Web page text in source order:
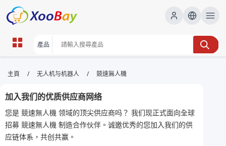
競速無人機 | XOOBAY B2B/B2C
Marketplace
競速無人機,無人機競速,飛行技巧, wholesale 競速無人
機, XOOBAY
探索競速無人機的核心性能與飛控技巧，提供升級建議、選購要點及安全
操作指引，助你在比賽與娛樂飛行中穩定提升表現。
主頁 / 无人机与机器人 / 競速無人機
加入我们的优质供应商网络
您是 競速無人機 领域的顶尖供应商吗？ 我们现正式面向全球
招募 競速無人機 制造合作伙伴。诚邀优秀的您加入我们的供
应链体系，共创共赢。